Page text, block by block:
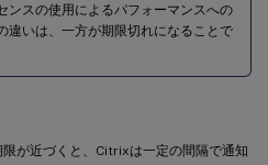
ンスの使用によるパフォーマンスへの
違いは、一方が期限切れになることで
が近づくと、Citrixは一定の間隔で通知